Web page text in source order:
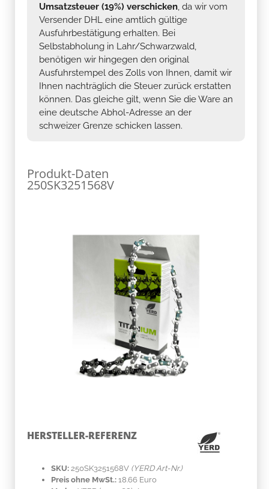
Umsatzsteuer (19%) verschicken, da wir vom
Versender DHL eine amtlich gültige
Ausfuhrbestätigung erhalten. Bei
Selbstabholung in Lahr/Schwarzwald,
benötigen wir hingegen den original
Ausfuhrstempel des Zolls von Ihnen, damit wir
Ihnen nachträglich die Steuer zurück erstatten
können. Das gleiche gilt, wenn Sie die Ware an
eine deutsche Abhol-Adresse an der
schweizer Grenze schicken lassen.
Produkt-Daten
250SK3251568V
HERSTELLER-REFERENZ
SKU: 250SK3251568V (YERD Art-Nr.)
Preis ohne MwSt.: 18.66 Euro